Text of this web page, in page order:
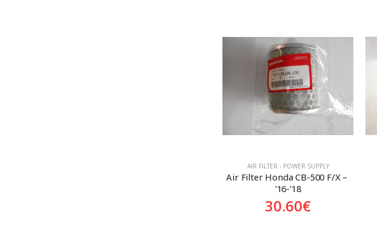
AIR FILTER - POWER SUPPLY
Air Filter Honda CB-500 F/X –
’16-’18
30.60€